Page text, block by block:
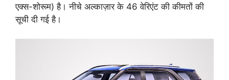
एक्स-शोरूम) है। नीचे अल्काज़ार के 46 वेरिएंट की कीमतों की
सूची दी गई है।